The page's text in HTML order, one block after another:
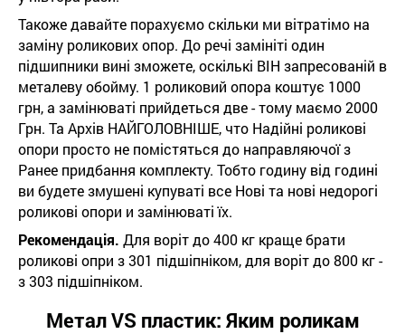
Такоже давайте порахуємо скільки ми вітратімо на
заміну роликових опор. До речі замініті один
підшипники вині зможете, оскількі ВІН запресованій в
металеву обойму. 1 роликовий опора коштує 1000
грн, а замінюваті прийдеться две - тому маємо 2000
Грн. Та Архів НАЙГОЛОВНІШЕ, что Надійні роликові
опори просто не помістяться до направляючої з
Ранее придбання комплекту. Тобто годину від годині
ви будете змушені купуваті все Нові та нові недорогі
роликові опори и замінюваті їх.
Рекомендація. Для воріт до 400 кг краще брати
роликові опри з 301 підшіпніком, для воріт до 800 кг -
з 303 підшіпніком.
Метал VS пластик: Яким роликам